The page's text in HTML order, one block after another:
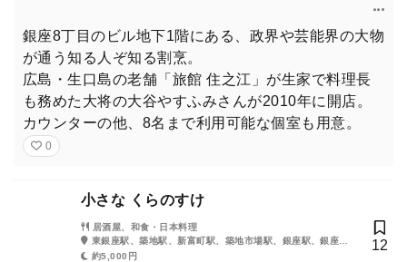
みゆき通りの鮨店で初体験するめくるめくまぐろ尽くしの一夜
で、大人の階段を上ってくれた。
銀座8丁目のビル地下1階にある、政界や芸能界の大物
が通う知る人ぞ知る割烹。
広島・生口島の老舗「旅館 住之江」が生家で料理長
も務めた大将の大谷やすふみさんが2010年に開店。
カウンターの他、8名まで利用可能な個室も用意。
0
小さな くらのすけ
居酒屋、和食・日本料理
東銀座駅、築地駅、新富町駅、築地市場駅、銀座駅、銀座一
丁目駅、宝町駅
約5,000円
12